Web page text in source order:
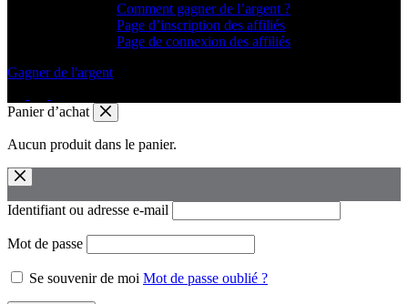
Comment gagner de l’argent ?
Page d’inscription des affiliés
Page de connexion des affiliés
Gagner de l'argent
Panier d’achat
Aucun produit dans le panier.
Identifiant ou adresse e-mail
Mot de passe
Se souvenir de moi Mot de passe oublié ?